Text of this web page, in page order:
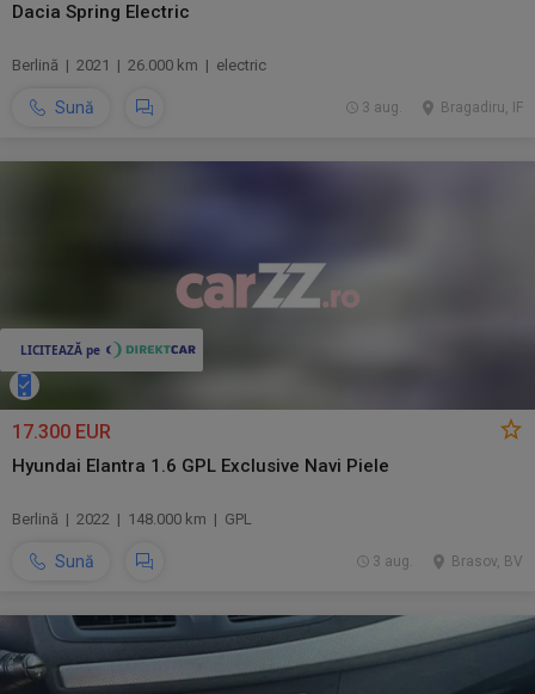
Dacia Spring Electric
Berlină | 2021 | 26.000 km | electric
Sună Bragadiru, IF
3 aug.
17.300 EUR
Hyundai Elantra 1.6 GPL Exclusive Navi Piele
Berlină | 2022 | 148.000 km | GPL
Sună Brasov, BV
3 aug.